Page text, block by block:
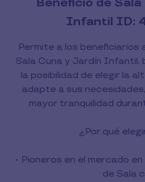
Beneficio de
Infantil ID:
Permite a los beneficiarios
Sala Cuna y Jardín Infantil,
la posibilidad de elegir la
adapte a sus
mayor tranquilidad
¿Por qué
• Pioneros en el mercado
de Sala